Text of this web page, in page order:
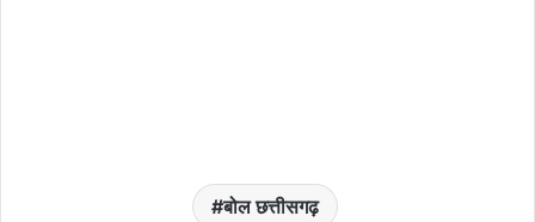
बोल छत्तीसगढ़